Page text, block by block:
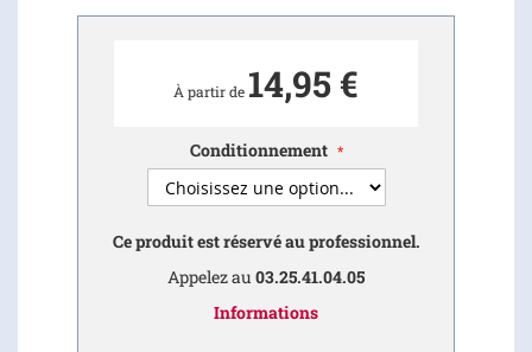
À partir de 14,95 €
Conditionnement
Ce produit est réservé au professionnel.
Appelez au 03.25.41.04.05
Informations